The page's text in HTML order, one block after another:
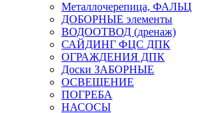
Металлочерепица, ФАЛЬЦ
ДОБОРНЫЕ элементы
ВОДООТВОД (дренаж)
САЙДИНГ ФЦС ДПК
ОГРАЖДЕНИЯ ДПК
Доски ЗАБОРНЫЕ
ОСВЕЩЕНИЕ
ПОГРЕБА
НАСОСЫ